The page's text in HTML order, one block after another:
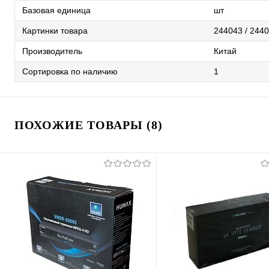
Базовая единица шт
Картинки товара 244043 /
Производитель Китай
Сортировка по наличию 1
ПОХОЖИЕ ТОВАРЫ (8)